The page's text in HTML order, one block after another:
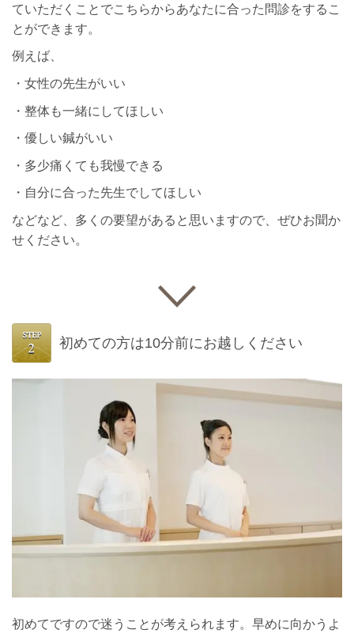
ていただくことでこちらからあなたに合った問診をするこ
とができます。
例えば、
・女性の先生がいい
・整体も一緒にしてほしい
・優しい鍼がいい
・多少痛くても我慢できる
・自分に合った先生でしてほしい
などなど、多くの要望があると思いますので、ぜひお聞か
せください。
初めての方は10分前にお越しください
初めてですので迷うことが考えられます。早めに向かうよ